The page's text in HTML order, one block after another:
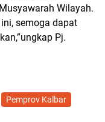
Wilayah.
semoga dapat
Pj.
Pemprov Kalbar